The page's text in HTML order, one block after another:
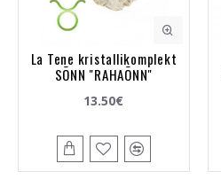
La Tene kristallikomplekt
SÕNN "RAHAÕNN"
13.50€